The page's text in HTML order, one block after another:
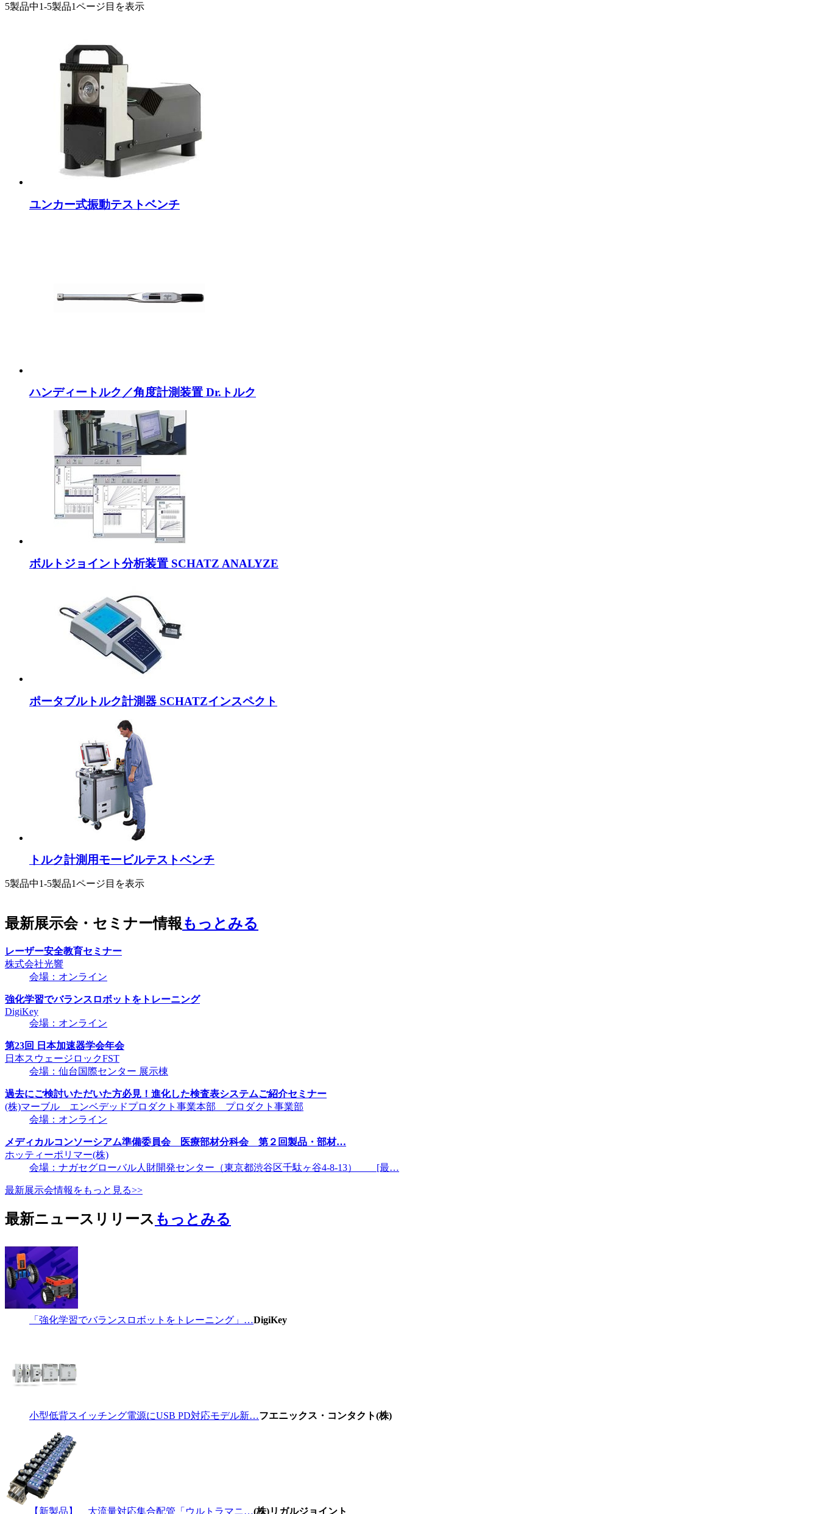
5製品中1-5製品1ページ目を表示
ユンカー式振動テストベンチ
ハンディートルク／角度計測装置 Dr.トルク
ボルトジョイント分析装置 SCHATZ ANALYZE
ポータブルトルク計測器 SCHATZインスペクト
トルク計測用モービルテストベンチ
5製品中1-5製品1ページ目を表示
最新展示会・セミナー情報もっとみる
レーザー安全教育セミナー
株式会社光響
会場：オンライン
強化学習でバランスロボットをトレーニング
DigiKey
会場：オンライン
第23回 日本加速器学会年会
日本スウェージロックFST
会場：仙台国際センター 展示棟
過去にご検討いただいた方必見！進化した検査表システムご紹介セミナー
(株)マーブル エンベデッドプロダクト事業本部 プロダクト事業部
会場：オンライン
メディカルコンソーシアム準備委員会 医療部材分科会 第２回製品・部材…
ホッティーポリマー(株)
会場：ナガセグローバル人財開発センター（東京都渋谷区千駄ヶ谷4-8-13） [最…
最新展示会情報をもっと見る>>
最新ニュースリリース もっとみる
「強化学習でバランスロボットをトレーニング」…DigiKey
小型低背スイッチング電源にUSB PD対応モデル新…フエニックス・コンタクト(株)
【新製品】 大流量対応集合配管「ウルトラマニ…(株)リガルジョイント